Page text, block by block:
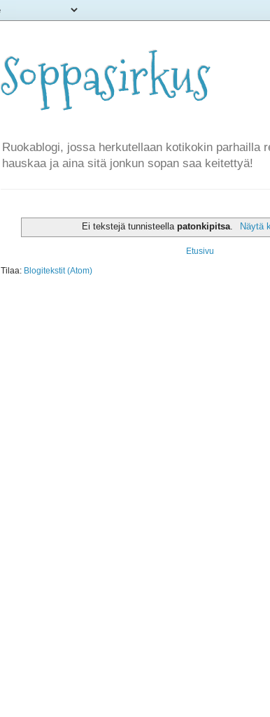
Soppasirkus
Ruokablogi, jossa herkutellaan kotikokin
hauskaa ja aina sitä jonkun sopan saa keitettyä!
Ei tekstejä tunnisteellapatonkipitsa. Näytä
Etusivu
Tilaa: Blogitekstit (Atom)